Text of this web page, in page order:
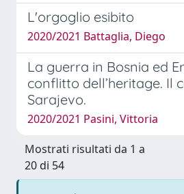
L'orgoglio esibito
2020/2021 Battaglia, Diego
La guerra in Bosnia ed
conflitto dell’heritage. Il
Sarajevo.
2020/2021 Pasini, Vittoria
Mostrati risultati da 1 a
20 di 54